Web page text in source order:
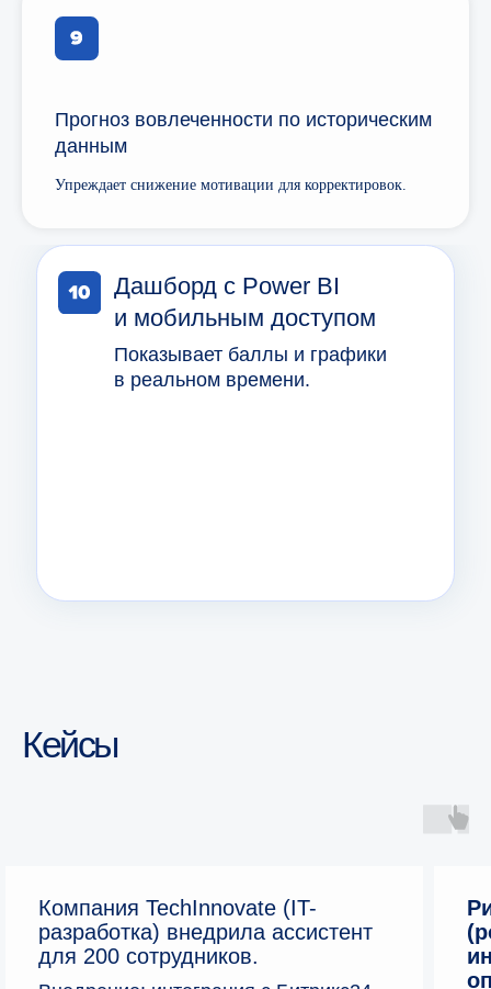
Прогноз вовлеченности по историческим
данным
Упреждает снижение мотивации для корректировок.
Кейсы
Компания TechInnovate (IT-
разработка) внедрила ассистент
для 200 сотрудников.